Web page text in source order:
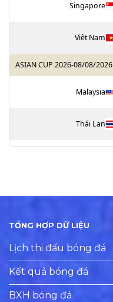
Singapore
Việt Nam
ASIAN CUP 2026-08/08/2026
Malaysia
Thái Lan
TỔNG HỢP DỮ LIỆU
Lịch thi đấu bóng đá
Kết quả bóng đá
BXH bóng đá